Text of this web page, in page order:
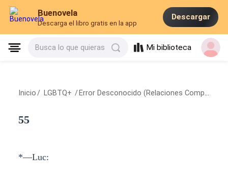
Buenovela
Descarga el libro gratis en la app
Descargar
Busca lo que quieras Mi biblioteca
Inicio / LGBTQ+ / Error Desconocido (Relaciones Complicadas 1)
55
*—Luc: